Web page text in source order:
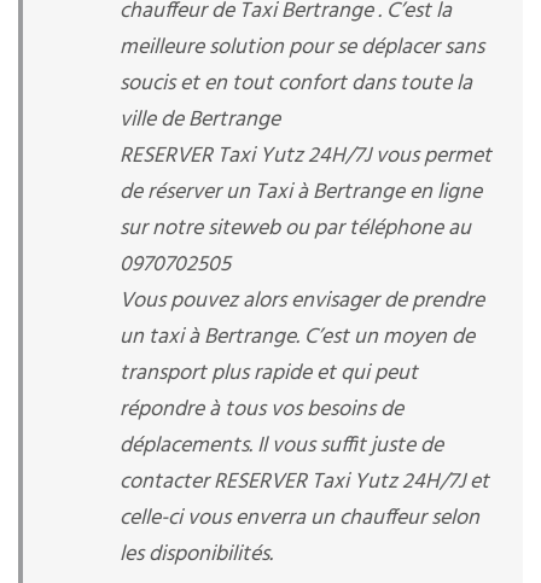
chauffeur de Taxi Bertrange . C’est la
meilleure solution pour se déplacer sans
soucis et en tout confort dans toute la
ville de Bertrange
RESERVER Taxi Yutz 24H/7J vous permet
de réserver un Taxi à Bertrange en ligne
sur notre siteweb ou par téléphone au
0970702505
Vous pouvez alors envisager de prendre
un taxi à Bertrange. C’est un moyen de
transport plus rapide et qui peut
répondre à tous vos besoins de
déplacements. Il vous suffit juste de
contacter RESERVER Taxi Yutz 24H/7J et
celle-ci vous enverra un chauffeur selon
les disponibilités.